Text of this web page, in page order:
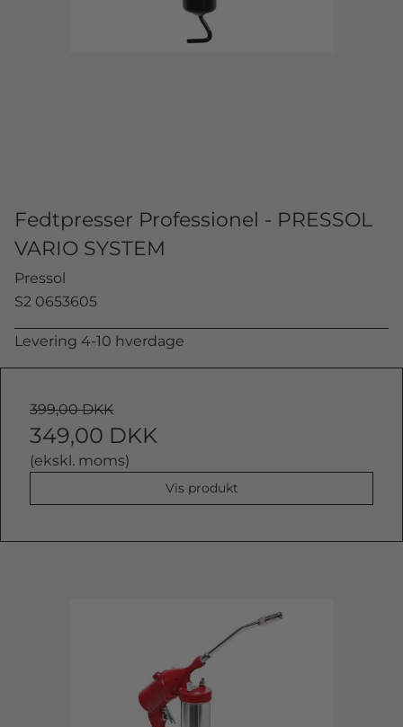
Fedtpresser Professionel - PRESSOL
VARIO SYSTEM
Pressol
S2 0653605
Levering 4-10 hverdage
399,00 DKK
349,00 DKK
(ekskl. moms)
Vis produkt